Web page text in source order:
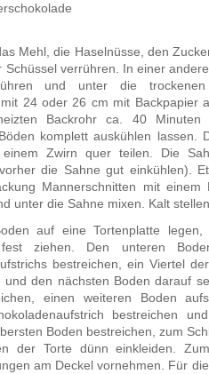
Mehl, die Haselnüsse, den
Schüssel verrühren. In einer
und unter die
24 oder 26 cm mit Backpapier
Backrohr ca. 40 Minuten
komplett auskühlen lassen.
einem Zwirn quer teilen. Die
die Sahne gut einkühlen).
Mannerschnitten mit einem
unter die Sahne mixen. Kalt
auf eine Tortenplatte legen,
ziehen. Den unteren
bestreichen, ein Viertel
und den nächsten Boden darauf
einen weiteren Boden
bestreichen
Boden bestreichen, zum
der Torte dünn einkleiden.
am Deckel vornehmen. Für